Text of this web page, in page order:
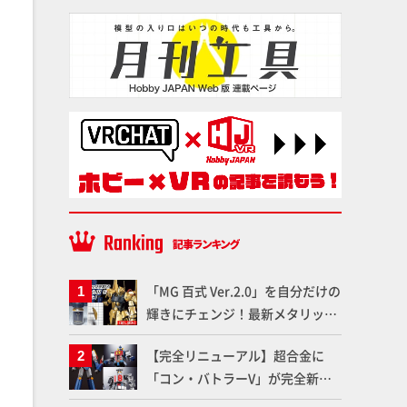
「MG 百式 Ver.2.0」を自分だけの
輝きにチェンジ！最新メタリック
塗料を使ってより金属感を増した
仕上がりに!!【試し読み】
【完全リニューアル】超合金に
「コン・バトラーV」が完全新規
造形で登場！気になる仕様を試作